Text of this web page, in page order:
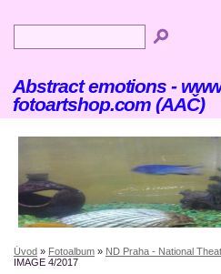
Abstract emotions -
fotoartshop.com (AAČ)
Úvod » Fotoalbum » ND Praha - National
IMAGE 4/2017